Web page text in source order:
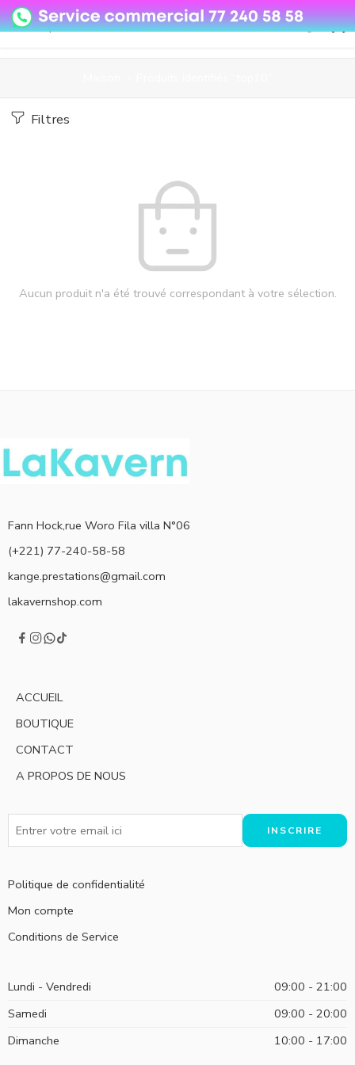
08o35epzeyex8vmjn04i2j4algz26o
Filtres
Aucun produit n'a été trouvé correspondant à votre sélection.
Fann Hock,rue Woro Fila villa N°06
(+221) 77-240-58-58
kange.prestations@gmail.com
lakavernshop.com
ACCUEIL
BOUTIQUE
CONTACT
A PROPOS DE NOUS
Politique de confidentialité
Mon compte
Conditions de Service
Lundi - Vendredi
09:00 - 21:00
Samedi
09:00 - 20:00
Dimanche
10:00 - 17:00